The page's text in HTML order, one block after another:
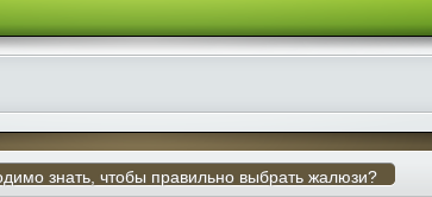
знать, чтобы правильно выбрать жалюзи?